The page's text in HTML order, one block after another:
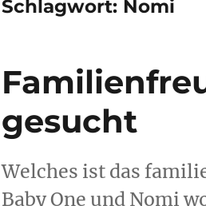
Schlagwort: Nomi
gesucht
Welches ist das
Baby One und Nomi